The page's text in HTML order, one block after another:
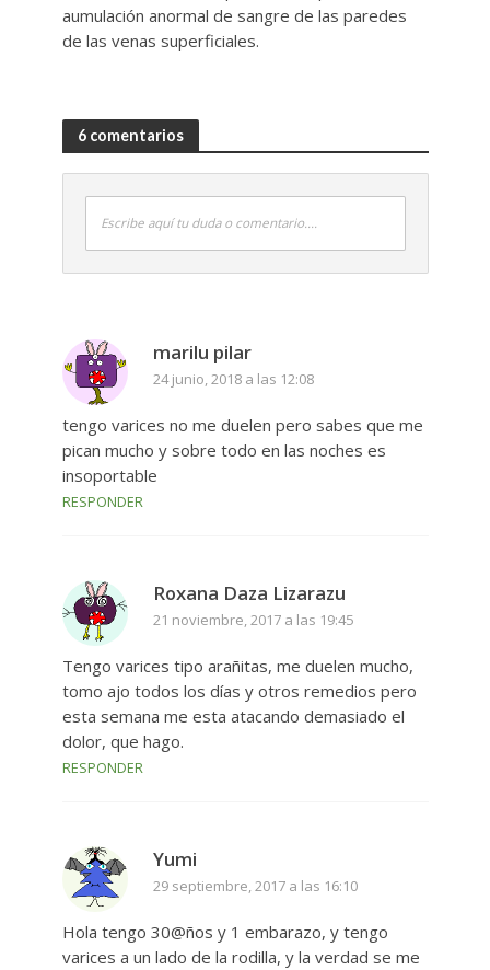
aumulación anormal de sangre de las paredes
de las venas superficiales.
6 comentarios
Escribe aquí tu duda o comentario....
marilu pilar
24 junio, 2018 a las 12:08
tengo varices no me duelen pero sabes que me
pican mucho y sobre todo en las noches es
insoportable
RESPONDER
Roxana Daza Lizarazu
21 noviembre, 2017 a las 19:45
Tengo varices tipo arañitas, me duelen mucho,
tomo ajo todos los días y otros remedios pero
esta semana me esta atacando demasiado el
dolor, que hago.
RESPONDER
Yumi
29 septiembre, 2017 a las 16:10
Hola tengo 30@ños y 1 embarazo, y tengo
varices a un lado de la rodilla, y la verdad se me